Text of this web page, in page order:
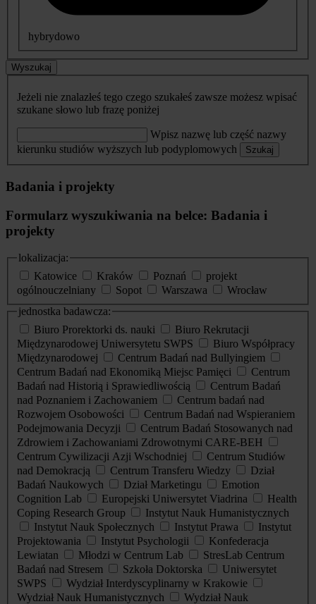
hybrydowo
Wyszukaj
Jeżeli nie znalazłeś tego czego szukałeś zawsze możesz wpisać
szukane słowo lub frazę poniżej
Wpisz nazwę lub część nazwy
kierunku studiów wyższych lub podyplomowych
Szukaj
Badania i projekty
Formularz wyszukiwania na belce: Badania i
projekty
lokalizacja:
Katowice
Kraków Poznań
projekt
ogólnouczelniany
Sopot Warszawa
Wrocław
jednostka badawcza:
Biuro Prorektorki ds. nauki
Biuro Rekrutacji
Międzynarodowej Uniwersytetu SWPS
Biuro Współpracy
Międzynarodowej
Centrum Badań nad Bullyingiem
Centrum Badań nad Ekonomiką Miejsc Pamięci
Centrum
Badań nad Historią i Sprawiedliwością
Centrum Badań
nad Poznaniem i Zachowaniem
Centrum badań nad
Rozwojem Osobowości
Centrum Badań nad Wspieraniem
Podejmowania Decyzji
Centrum Badań Stosowanych nad
Zdrowiem i Zachowaniami Zdrowotnymi CARE-BEH
Centrum Cywilizacji Azji Wschodniej
Centrum Studiów
nad Demokracją
Centrum Transferu Wiedzy
Dział
Badań Naukowych
Dział Marketingu
Emotion
Cognition Lab
Europejski Uniwersytet Viadrina
Health
Coping Research Group
Instytut Nauk Humanistycznych
Instytut Nauk Społecznych
Instytut Prawa
Instytut
Projektowania
Instytut Psychologii
Konfederacja
Lewiatan
Młodzi w Centrum Lab
StresLab Centrum
Badań nad Stresem
Szkoła Doktorska
Uniwersytet
SWPS
Wydział Interdyscyplinarny w Krakowie
Wydział Nauk Humanistycznych
Wydział Nauk